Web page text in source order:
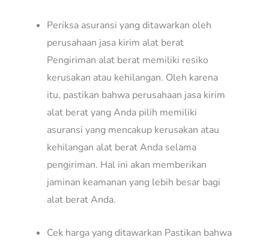
Periksa asuransi yang ditawarkan oleh
perusahaan jasa kirim alat berat
Pengiriman alat berat memiliki resiko
kerusakan atau kehilangan. Oleh karena
itu, pastikan bahwa perusahaan jasa kirim
alat berat yang Anda pilih memiliki
asuransi yang mencakup kerusakan atau
kehilangan alat berat Anda selama
pengiriman. Hal ini akan memberikan
jaminan keamanan yang lebih besar bagi
alat berat Anda.
Cek harga yang ditawarkan Pastikan bahwa